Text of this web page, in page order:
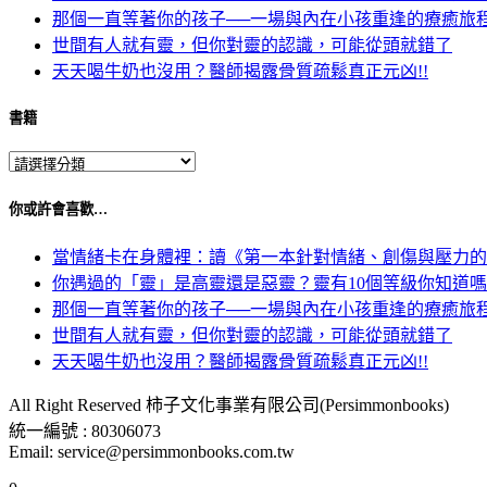
那個一直等著你的孩子──一場與內在小孩重逢的療癒旅
世間有人就有靈，但你對靈的認識，可能從頭就錯了
天天喝牛奶也沒用？醫師揭露骨質疏鬆真正元凶!!
書籍
你或許會喜歡…
當情緒卡在身體裡：讀《第一本針對情緒、創傷與壓力的
你遇過的「靈」是高靈還是惡靈？靈有10個等級你知道嗎
那個一直等著你的孩子──一場與內在小孩重逢的療癒旅
世間有人就有靈，但你對靈的認識，可能從頭就錯了
天天喝牛奶也沒用？醫師揭露骨質疏鬆真正元凶!!
All Right Reserved 柿子文化事業有限公司(Persimmonbooks)
統一編號 : 80306073
Email: service@persimmonbooks.com.tw